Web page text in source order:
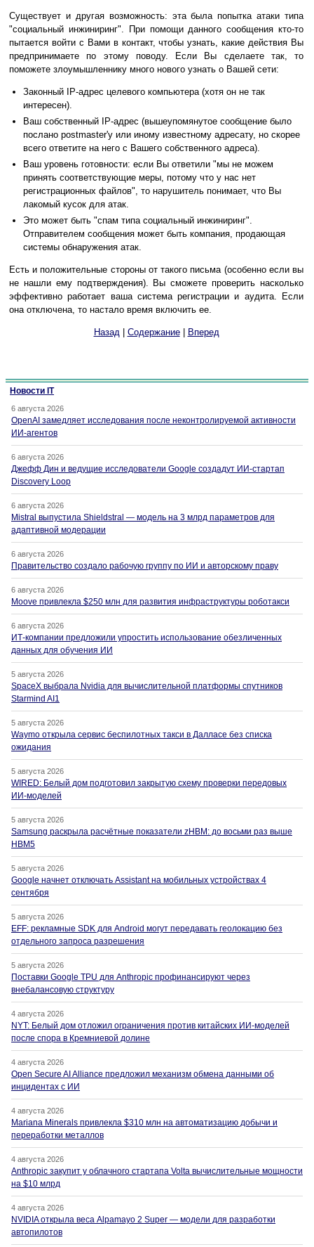
Существует и другая возможность: эта была попытка атаки типа
"социальный инжиниринг". При помощи данного сообщения кто-то
пытается войти с Вами в контакт, чтобы узнать, какие действия Вы
предпринимаете по этому поводу. Если Вы сделаете так, то
поможете злоумышленнику много нового узнать о Вашей сети:
Законный IP-адрес целевого компьютера (хотя он не так
интересен).
Ваш собственный IP-адрес (вышеупомянутое сообщение было
послано postmaster'у или иному известному адресату, но скорее
всего ответите на него с Вашего собственного адреса).
Ваш уровень готовности: если Вы ответили "мы не можем
принять соответствующие меры, потому что у нас нет
регистрационных файлов", то нарушитель понимает, что Вы
лакомый кусок для атак.
Это может быть "спам типа социальный инжиниринг".
Отправителем сообщения может быть компания, продающая
системы обнаружения атак.
Есть и положительные стороны от такого письма (особенно если вы
не нашли ему подтверждения). Вы сможете проверить насколько
эффективно работает ваша система регистрации и аудита. Если
она отключена, то настало время включить ее.
Назад| Содержание| Вперед
Новости IT
6 августа 2026
OpenAI замедляет исследования после неконтролируемой активности
ИИ-агентов
6 августа 2026
Джефф Дин и ведущие исследователи Google создадут ИИ-стартап
Discovery Loop
6 августа 2026
Mistral выпустила Shieldstral — модель на 3 млрд параметров для
адаптивной модерации
6 августа 2026
Правительство создало рабочую группу по ИИ и авторскому праву
6 августа 2026
Moove привлекла $250 млн для развития инфраструктуры роботакси
6 августа 2026
ИТ-компании предложили упростить использование обезличенных
данных для обучения ИИ
5 августа 2026
SpaceX выбрала Nvidia для вычислительной платформы спутников
Starmind AI1
5 августа 2026
Waymo открыла сервис беспилотных такси в Далласе без списка
ожидания
5 августа 2026
WIRED: Белый дом подготовил закрытую схему проверки передовых
ИИ-моделей
5 августа 2026
Samsung раскрыла расчётные показатели zHBM: до восьми раз выше
HBM5
5 августа 2026
Google начнет отключать Assistant на мобильных устройствах 4
сентября
5 августа 2026
EFF: рекламные SDK для Android могут передавать геолокацию без
отдельного запроса разрешения
5 августа 2026
Поставки Google TPU для Anthropic профинансируют через
внебалансовую структуру
4 августа 2026
NYT: Белый дом отложил ограничения против китайских ИИ-моделей
после спора в Кремниевой долине
4 августа 2026
Open Secure AI Alliance предложил механизм обмена данными об
инцидентах с ИИ
4 августа 2026
Mariana Minerals привлекла $310 млн на автоматизацию добычи и
переработки металлов
4 августа 2026
Anthropic закупит у облачного стартапа Volta вычислительные мощности
на $10 млрд
4 августа 2026
NVIDIA открыла веса Alpamayo 2 Super — модели для разработки
автопилотов